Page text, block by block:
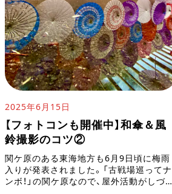
2025年6月15日
【フォトコンも開催中】和傘＆風
鈴撮影のコツ②
関ケ原のある東海地方も6月9日頃に梅雨
入りが発表されました。「古戦場巡ってナ
ンボ！」の関ケ原なので、屋外活動がしづら